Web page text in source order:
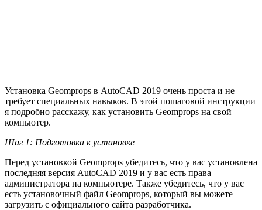
Установка Geomprops в AutoCAD 2019 очень проста и не
требует специальных навыков. В этой пошаговой инструкции
я подробно расскажу, как установить Geomprops на свой
компьютер.
Шаг 1: Подготовка к установке
Перед установкой Geomprops убедитесь, что у вас установлена
последняя версия AutoCAD 2019 и у вас есть права
администратора на компьютере. Также убедитесь, что у вас
есть установочный файл Geomprops, который вы можете
загрузить с официального сайта разработчика.